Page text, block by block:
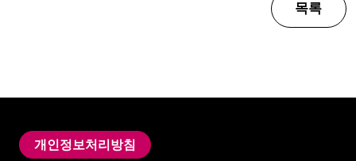
목록
개인정보처리방침